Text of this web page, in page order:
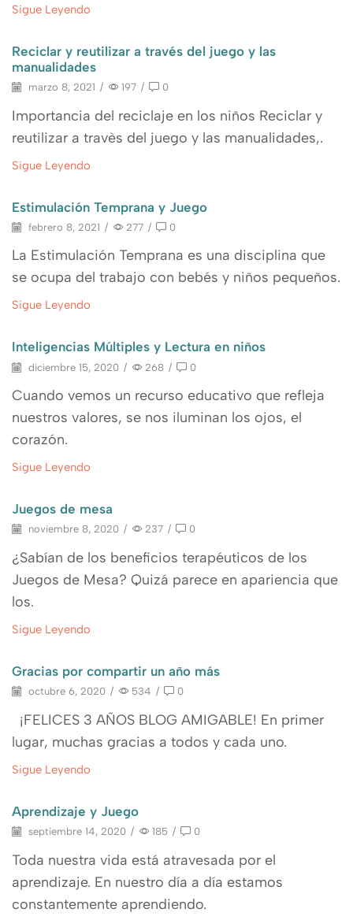
Sigue Leyendo
Reciclar y reutilizar a través del juego y las
manualidades
marzo 8, 2021 / 197 / 0
Importancia del reciclaje en los niños Reciclar y
reutilizar a travès del juego y las manualidades,.
Sigue Leyendo
Estimulación Temprana y Juego
febrero 8, 2021 / 277 / 0
La Estimulación Temprana es una disciplina que
se ocupa del trabajo con bebés y niños pequeños.
Sigue Leyendo
Inteligencias Múltiples y Lectura en niños
diciembre 15, 2020 / 268 / 0
Cuando vemos un recurso educativo que refleja
nuestros valores, se nos iluminan los ojos, el
corazón.
Sigue Leyendo
Juegos de mesa
noviembre 8, 2020 / 237 / 0
¿Sabían de los beneficios terapéuticos de los
Juegos de Mesa? Quizá parece en apariencia que
los.
Sigue Leyendo
Gracias por compartir un año más
octubre 6, 2020 / 534 / 0
¡FELICES 3 AÑOS BLOG AMIGABLE! En primer
lugar, muchas gracias a todos y cada uno.
Sigue Leyendo
Aprendizaje y Juego
septiembre 14, 2020 / 185 / 0
Toda nuestra vida está atravesada por el
aprendizaje. En nuestro día a día estamos
constantemente aprendiendo.